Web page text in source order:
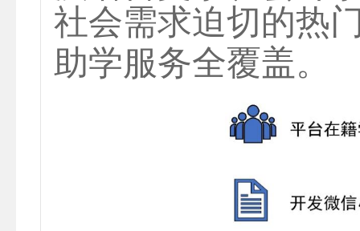
社会需求迫切的热
助学服务全覆盖。